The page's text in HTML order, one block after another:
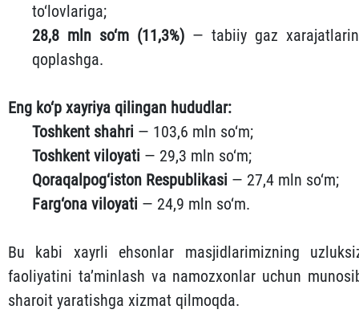
to‘lovlariga;
28,8 mln so‘m (11,3%) — tabiiy gaz
qoplashga.
Eng ko‘p xayriya qilingan hududlar:
Toshkent shahri — 103,6 mln so‘m;
Toshkent viloyati — 29,3 mln so‘m;
Qoraqalpog‘iston Respublikasi — 27,4 mln so‘m;
Farg‘ona viloyati — 24,9 mln so‘m.
Bu kabi xayrli ehsonlar masjidlarimizning
faoliyatini ta’minlash va namozxonlar uchun
sharoit yaratishga xizmat qilmoqda.